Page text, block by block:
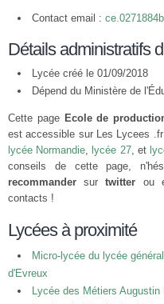
Contact email :
Détails administratifs
Lycée créé le 01/09/2018
Dépend du Ministère de
Cette page Ecole de
est accessible sur Les Lycees
lycée Normandie, lycée 27, et
conseils de cette page,
recommander surtwitter ou
contacts !
Lycées à proximité
Micro-lycée du lycée
d'Evreux
Lycée des Métiers Augustin